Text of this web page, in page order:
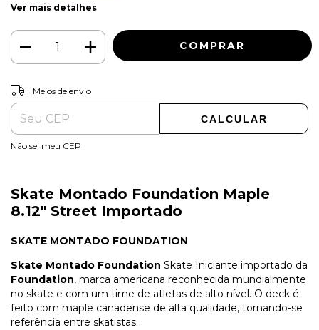
Ver mais detalhes
Entregas para o CEP:
Meios de envio
CALCULAR
Não sei meu CEP
Skate Montado Foundation Maple
8.12" Street Importado
SKATE MONTADO FOUNDATION
Skate Montado Foundation Skate Iniciante importado da
Foundation, marca americana reconhecida mundialmente
no skate e com um time de atletas de alto nível. O deck é
feito com maple canadense de alta qualidade, tornando-se
referência entre skatistas.